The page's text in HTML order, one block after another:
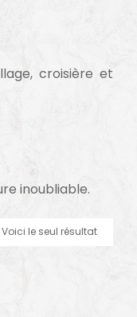
croisière et
inoubliable.
Voici le seul résultat